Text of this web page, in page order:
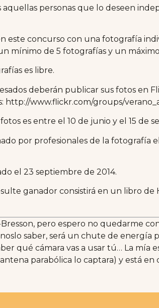
aquellas personas que lo deseen
este concurso con una fotografía
mínimo de 5 fotografías y un
es libre.
deberán publicar sus fotos en
http://www.flickr.com/groups/
es entre el 10 de junio y el 15 de
por profesionales de la fotografía
el 23 septiembre de 2014.
ganador consistirá en un libro de
pero espero no quedarme
saber, será un chute de energía
qué cámara vas a usar tú… La mía
parabólica lo captara) y está en